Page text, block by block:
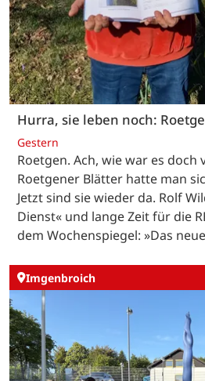
Hurra, sie leben noch:
Gestern
Roetgen. Ach, wie war es doch
Roetgener Blätter hatte man
Jetzt sind sie wieder da. Rolf
Dienst« und lange Zeit für die
dem Wochenspiegel: »Das
Imgenbroich